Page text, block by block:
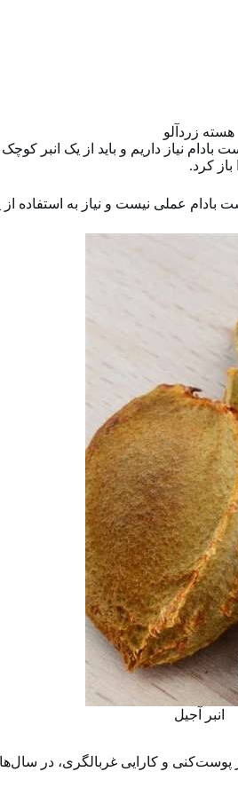
هسته زردآلو
نیاز داریم و باید از یک
کرد.
بادام عملی نیست و نیاز به استفاده
انبر آجیل
پوست‌کنی و کارایی غربالگری،